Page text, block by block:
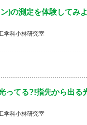
)の測定を体験してみ
学科小林研究室
ってる?!指先から出る
学科小林研究室